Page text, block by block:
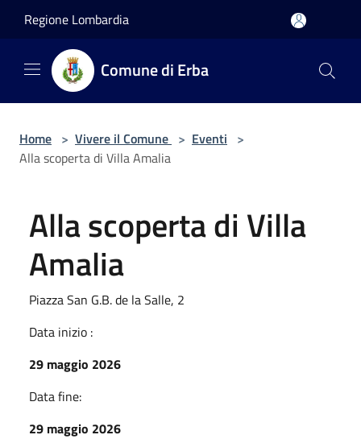
Regione Lombardia
Comune di Erba
Home > Vivere il Comune > Eventi >
Alla scoperta di Villa Amalia
Alla scoperta di Villa
Amalia
Piazza San G.B. de la Salle, 2
Data inizio :
29 maggio 2026
Data fine:
29 maggio 2026